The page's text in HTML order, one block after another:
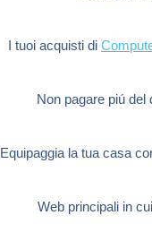
I tuoi acquisti di
Non pagare piú del
Equipaggia la tua casa
Web principali in